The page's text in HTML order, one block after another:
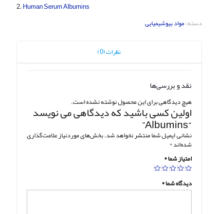
2.Human Serum Albumins
دسته:مواد بیوشیمیایی
نظرات (0)
نقد و بررسی‌ها
هیچ دیدگاهی برای این محصول نوشته نشده است.
اولین کسی باشید که دیدگاهی می نویسد
“Albumins”
نشانی ایمیل شما منتشر نخواهد شد.بخش‌های موردنیاز علامت‌گذاری
شده‌اند*
امتیاز شما*
دیدگاه شما*